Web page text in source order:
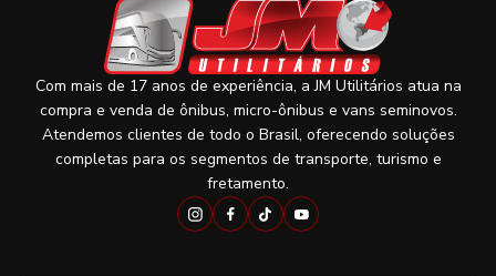
Com mais de 17 anos de experiência, a JM Utilitários atua na
compra e venda de ônibus, micro-ônibus e vans seminovos.
Atendemos clientes de todo o Brasil, oferecendo soluções
completas para os segmentos de transporte, turismo e
fretamento.